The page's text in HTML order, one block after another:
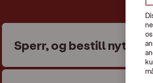
Sperr, og bestill nytt